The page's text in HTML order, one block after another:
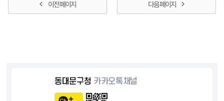
이전 페이지 다음 페이지
동대문구청 카카오톡채널